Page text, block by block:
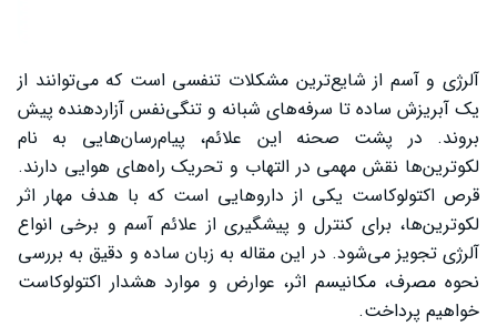
آلرژی و آسم از شایع‌ترین مشکلات تنفسی است که می‌توانند از
یک آبریزش ساده تا سرفه‌های شبانه و تنگی‌نفس آزاردهنده پیش
بروند. در پشت صحنه این علائم، پیام‌رسان‌هایی به نام
لکوترین‌ها نقش مهمی در التهاب و تحریک راه‌های هوایی دارند.
قرص اکتولوکاست یکی از داروهایی است که با هدف مهار اثر
لکوترین‌ها، برای کنترل و پیشگیری از علائم آسم و برخی انواع
آلرژی تجویز می‌شود. در این مقاله به زبان ساده و دقیق به بررسی
نحوه مصرف، مکانیسم اثر، عوارض و موارد هشدار اکتولوکاست
خواهیم پرداخت.